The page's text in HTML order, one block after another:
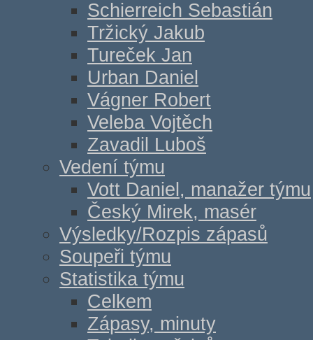
Schierreich Sebastián
Tržický Jakub
Tureček Jan
Urban Daniel
Vágner Robert
Veleba Vojtěch
Zavadil Luboš
Vedení týmu
Vott Daniel, manažer týmu
Český Mirek, masér
Výsledky/Rozpis zápasů
Soupeři týmu
Statistika týmu
Celkem
Zápasy, minuty